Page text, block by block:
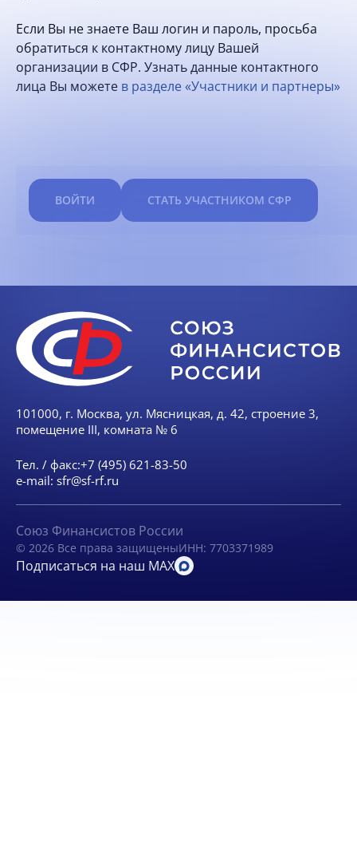
Если Вы не знаете Ваш логин и пароль, просьба
обратиться к контактному лицу Вашей
организации в СФР. Узнать данные контактного
лица Вы можете в разделе «Участники и партнеры»
ВОЙТИ СТАТЬ УЧАСТНИКОМ СФР
101000, г. Москва, ул. Мясницкая, д. 42, строение 3,
помещение III, комната № 6
Тел. / факс:+7 (495) 621-83-50
e-mail: sfr@sf-rf.ru
Союз Финансистов России
© 2026 Все права защищеныИНН: 7703371989
Подписаться на наш MAX